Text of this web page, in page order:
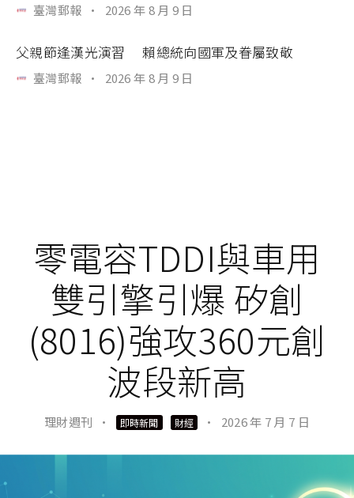
臺灣郵報 · 2026 年 8 月 9 日
父親節逢漢光演習 賴總統向國軍及眷屬致敬
臺灣郵報 · 2026 年 8 月 9 日
零電容TDDI與車用
雙引擎引爆 矽創
(8016)強攻360元創
波段新高
理財週刊 · 即時新聞 財經 · 2026 年 7 月 7 日